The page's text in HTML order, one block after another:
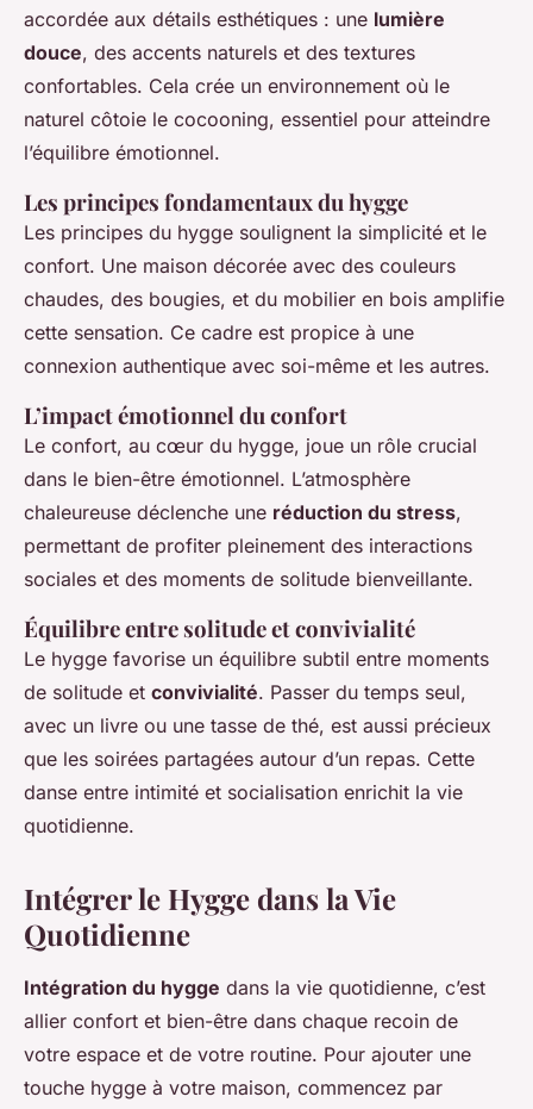
accordée aux détails esthétiques : une lumière
douce, des accents naturels et des textures
confortables. Cela crée un environnement où le
naturel côtoie le cocooning, essentiel pour atteindre
l’équilibre émotionnel.
Les principes fondamentaux du hygge
Les principes du hygge soulignent la simplicité et le
confort. Une maison décorée avec des couleurs
chaudes, des bougies, et du mobilier en bois amplifie
cette sensation. Ce cadre est propice à une
connexion authentique avec soi-même et les autres.
L’impact émotionnel du confort
Le confort, au cœur du hygge, joue un rôle crucial
dans le bien-être émotionnel. L’atmosphère
chaleureuse déclenche une réduction du stress,
permettant de profiter pleinement des interactions
sociales et des moments de solitude bienveillante.
Équilibre entre solitude et convivialité
Le hygge favorise un équilibre subtil entre moments
de solitude et convivialité. Passer du temps seul,
avec un livre ou une tasse de thé, est aussi précieux
que les soirées partagées autour d’un repas. Cette
danse entre intimité et socialisation enrichit la vie
quotidienne.
Intégrer le Hygge dans la Vie
Quotidienne
Intégration du hygge dans la vie quotidienne, c’est
allier confort et bien-être dans chaque recoin de
votre espace et de votre routine. Pour ajouter une
touche hygge à votre maison, commencez par